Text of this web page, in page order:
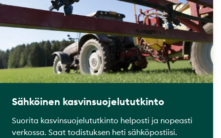
Sähköinen kasvinsuojelututkinto
Suorita kasvinsuojelututkinto helposti ja nopeasti
verkossa. Saat todistuksen heti sähköpostiisi.